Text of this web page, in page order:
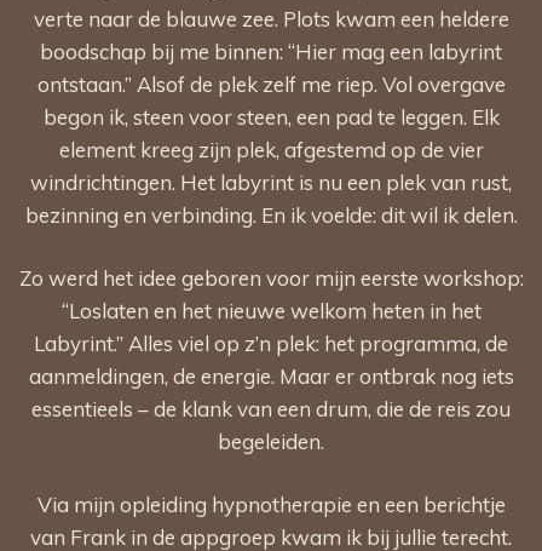
verte naar de blauwe zee. Plots kwam een heldere
boodschap bij me binnen: “Hier mag een labyrint
ontstaan.” Alsof de plek zelf me riep. Vol overgave
begon ik, steen voor steen, een pad te leggen. Elk
element kreeg zijn plek, afgestemd op de vier
windrichtingen. Het labyrint is nu een plek van rust,
bezinning en verbinding. En ik voelde: dit wil ik delen.
Zo werd het idee geboren voor mijn eerste workshop:
“Loslaten en het nieuwe welkom heten in het
Labyrint.” Alles viel op z’n plek: het programma, de
aanmeldingen, de energie. Maar er ontbrak nog iets
essentieels – de klank van een drum, die de reis zou
begeleiden.
Via mijn opleiding hypnotherapie en een berichtje
van Frank in de appgroep kwam ik bij jullie terecht.